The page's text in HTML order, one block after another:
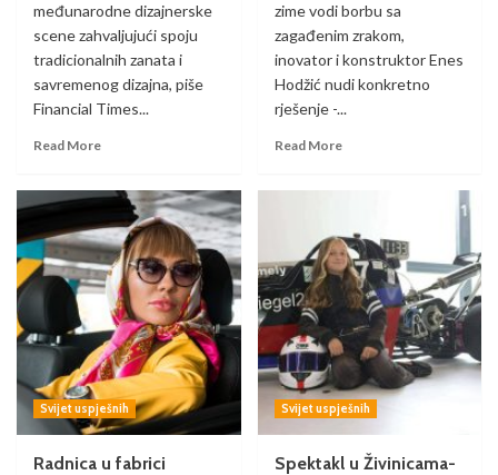
međunarodne dizajnerske
scene zahvaljujući spoju
tradicionalnih zanata i
savremenog dizajna, piše
Financial Times...
Read More
zime vodi borbu sa
zagađenim zrakom,
inovator i konstruktor Enes
Hodžić nudi konkretno
rješenje -...
Read More
Svijet uspješnih
Radnica u fabrici
Svijet uspješnih
Spektakl u Živinicama-